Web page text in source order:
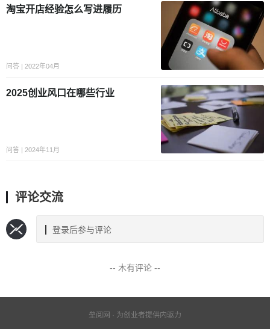
淘宝开店经验怎么写进履历
问答 | 2022年04月
2025创业风口在哪些行业
问答 | 2024年11月
评论交流
登录后参与评论
-- 木有评论 --
垒阅网 · 为创业者提供内驱力